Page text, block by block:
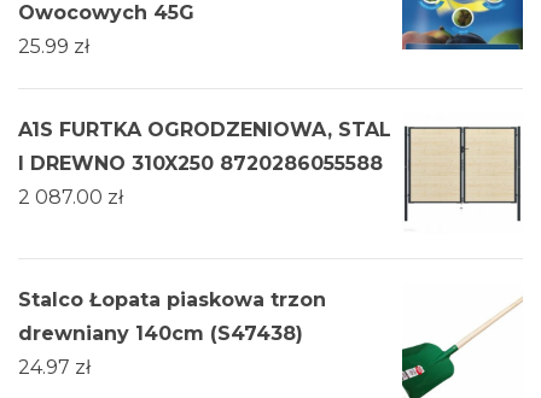
Owocowych 45G
25.99 zł
A1S FURTKA OGRODZENIOWA, STAL
I DREWNO 310X250 8720286055588
2 087.00 zł
Stalco Łopata piaskowa trzon
drewniany 140cm (S47438)
24.97 zł